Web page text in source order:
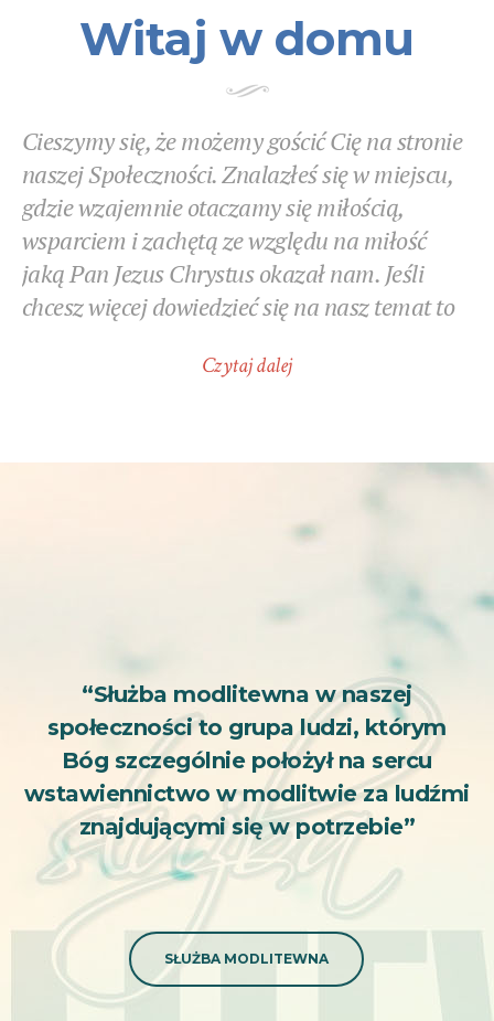
Witaj w domu
Cieszymy się, że możemy gościć Cię na stronie
naszej Społeczności. Znalazłeś się w miejscu,
gdzie wzajemnie otaczamy się miłością,
wsparciem i zachętą ze względu na miłość
jaką Pan Jezus Chrystus okazał nam. Jeśli
chcesz więcej dowiedzieć się na nasz temat to
Czytaj dalej
“Służba modlitewna w naszej
społeczności to grupa ludzi, którym
Bóg szczególnie położył na sercu
wstawiennictwo w modlitwie za ludźmi
znajdującymi się w potrzebie”
SŁUŻBA MODLITEWNA